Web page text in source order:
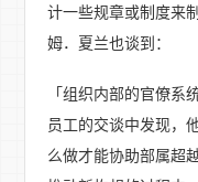
计一些规章或制度来
姆．夏兰也谈到：
「组织内部的官僚系
员工的交谈中发现，
么做才能协助部属超